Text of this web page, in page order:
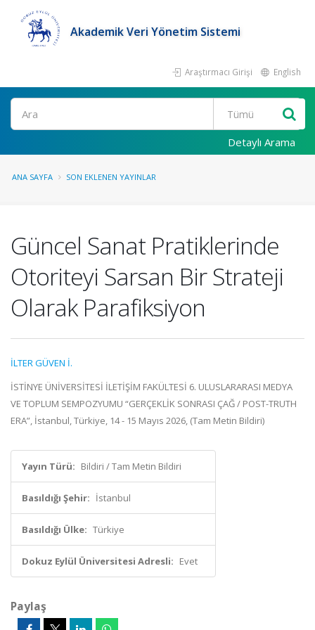
Akademik Veri Yönetim Sistemi
Araştırmacı Girişi English
Ara
Detaylı Arama
ANA SAYFA SON EKLENEN YAYINLAR
Güncel Sanat Pratiklerinde
Otoriteyi Sarsan Bir Strateji
Olarak Parafiksiyon
İLTER GÜVEN İ.
İSTİNYE ÜNİVERSİTESİ İLETİŞİM FAKÜLTESİ 6. ULUSLARARASI MEDYA
VE TOPLUM SEMPOZYUMU “GERÇEKLİK SONRASI ÇAĞ / POST-TRUTH
ERA”, İstanbul, Türkiye, 14 - 15 Mayıs 2026, (Tam Metin Bildiri)
Yayın Türü: Bildiri / Tam Metin Bildiri
Basıldığı Şehir: İstanbul
Basıldığı Ülke: Türkiye
Dokuz Eylül Üniversitesi Adresli: Evet
Paylaş